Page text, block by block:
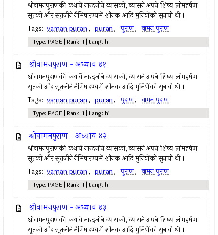
श्रीवामनपुराणकी कथायें नारदजीने व्यासको, व्यासने अपने शिष्य लोमहर्षण
सूतको और सूतजीने नैमिषारण्यमें शौनक आदि मुनियोंको सुनायी थी ।
Tags: vaman puran, puran, पुराण, वामन पुराण
Type: PAGE | Rank: 1 | Lang: hi
श्रीवामनपुराण - अध्याय ४१
श्रीवामनपुराणकी कथायें नारदजीने व्यासको, व्यासने अपने शिष्य लोमहर्षण
सूतको और सूतजीने नैमिषारण्यमें शौनक आदि मुनियोंको सुनायी थी ।
Tags: vaman puran, puran, पुराण, वामन पुराण
Type: PAGE | Rank: 1 | Lang: hi
श्रीवामनपुराण - अध्याय ४२
श्रीवामनपुराणकी कथायें नारदजीने व्यासको, व्यासने अपने शिष्य लोमहर्षण
सूतको और सूतजीने नैमिषारण्यमें शौनक आदि मुनियोंको सुनायी थी ।
Tags: vaman puran, puran, पुराण, वामन पुराण
Type: PAGE | Rank: 1 | Lang: hi
श्रीवामनपुराण - अध्याय ४३
श्रीवामनपुराणकी कथायें नारदजीने व्यासको, व्यासने अपने शिष्य लोमहर्षण
सूतको और सूतजीने नैमिषारण्यमें शौनक आदि मुनियोंको सुनायी थी ।